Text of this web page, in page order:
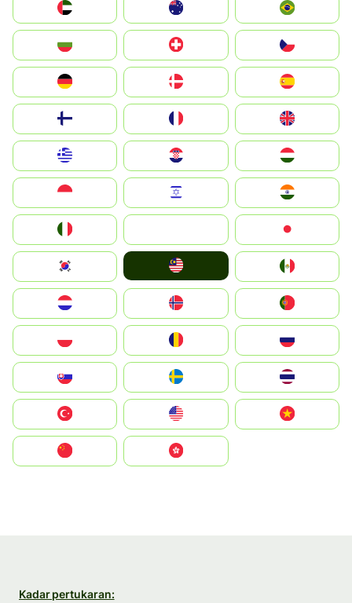
الإمارات العربية المتحدة
Switzerland
Deutschland
United Kingdom
Magyarország
South Korea
United States
中國香港特別行政區
Kadar pertukaran: